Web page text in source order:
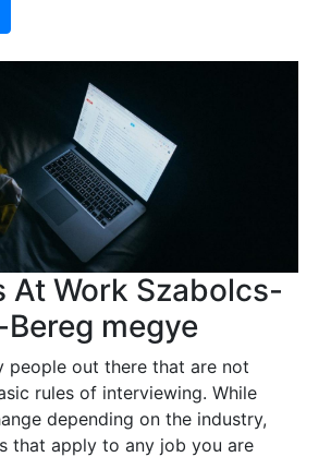
At Work Szabolcs-
megye
people out there that are not
rules of interviewing. While
depending on the industry,
that apply to any job you are